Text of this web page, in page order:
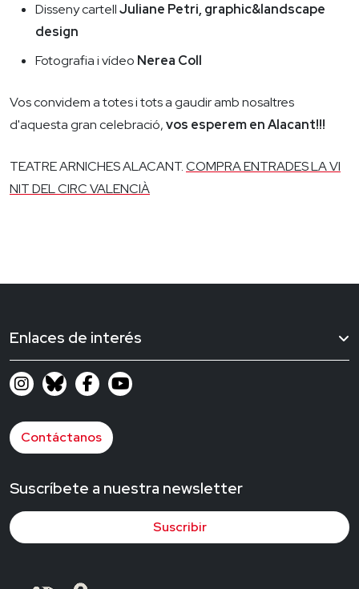
Disseny cartellJuliane Petri, graphic&landscape
design
Fotografia i vídeo Nerea Coll
Vos convidem a totes i tots a gaudir amb nosaltres
d'aquesta gran celebració,vos esperem en Alacant!!!
TEATRE ARNICHES ALACANT.COMPRA ENTRADES LA VI
NIT DEL CIRC VALENCIÀ
Enlaces de interés
Contáctanos
Suscríbete a nuestra newsletter
Suscribir